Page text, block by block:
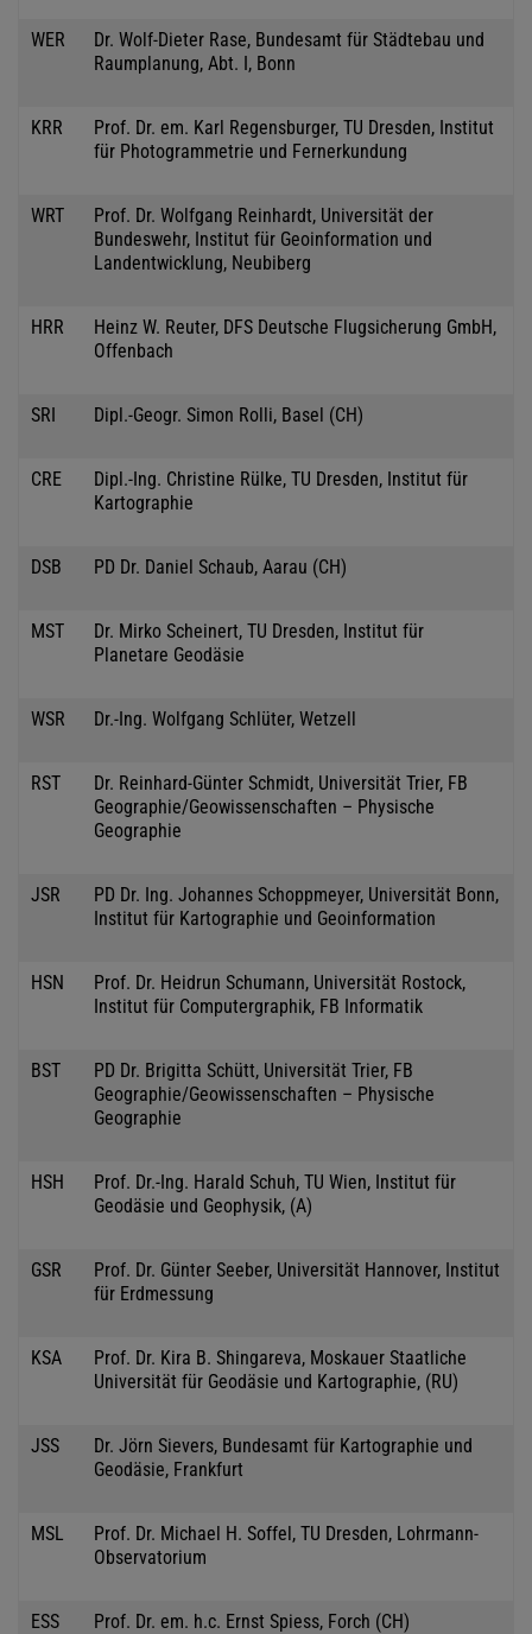
WER
Dr. Wolf-Dieter Rase, Bundesamt für Städtebau und
Raumplanung, Abt. I, Bonn
KRR
Prof. Dr. em. Karl Regensburger, TU Dresden, Institut
für Photogrammetrie und Fernerkundung
WRT
Prof. Dr. Wolfgang Reinhardt, Universität der
Bundeswehr, Institut für Geoinformation und
Landentwicklung, Neubiberg
HRR
Heinz W. Reuter, DFS Deutsche Flugsicherung GmbH,
Offenbach
SRI Dipl.-Geogr. Simon Rolli, Basel (CH)
CRE
Dipl.-Ing. Christine Rülke, TU Dresden, Institut für
Kartographie
DSB PD Dr. Daniel Schaub, Aarau (CH)
MST
Dr. Mirko Scheinert, TU Dresden, Institut für
Planetare Geodäsie
WSR Dr.-Ing. Wolfgang Schlüter, Wetzell
RST
Dr. Reinhard-Günter Schmidt, Universität Trier, FB
Geographie/Geowissenschaften – Physische
Geographie
JSR
PD Dr. Ing. Johannes Schoppmeyer, Universität Bonn,
Institut für Kartographie und Geoinformation
HSN
Prof. Dr. Heidrun Schumann, Universität Rostock,
Institut für Computergraphik, FB Informatik
BST
PD Dr. Brigitta Schütt, Universität Trier, FB
Geographie/Geowissenschaften – Physische
Geographie
HSH
Prof. Dr.-Ing. Harald Schuh, TU Wien, Institut für
Geodäsie und Geophysik, (A)
GSR
Prof. Dr. Günter Seeber, Universität Hannover, Institut
für Erdmessung
KSA
Prof. Dr. Kira B. Shingareva, Moskauer Staatliche
Universität für Geodäsie und Kartographie, (RU)
JSS
Dr. Jörn Sievers, Bundesamt für Kartographie und
Geodäsie, Frankfurt
MSL
Prof. Dr. Michael H. Soffel, TU Dresden, Lohrmann-
Observatorium
ESS Prof. Dr. em. h.c. Ernst Spiess, Forch (CH)